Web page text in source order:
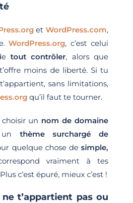
etWordPress.com,
WordPress.org, c’est celui
tout contrôler, alors que
t’offre moins de liberté. Si tu
sans limitations,
qu’il faut te tourner.
un nom de domaine
thème surchargé de
quelque chose de simple,
vraiment à tes
c’est épuré, mieux c’est !
t’appartient pas ou